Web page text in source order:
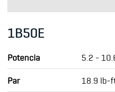
1B50E
Potencia
5.2 -
Par
18.9 lb-